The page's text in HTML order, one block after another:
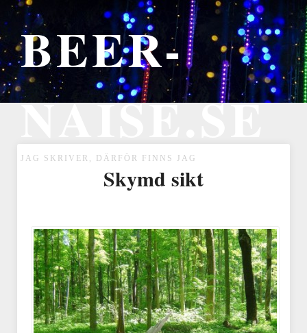
BEER-
NAISE.SE
JAG SKRIVER, DÄRFÖR FINNS JAG
Skymd sikt